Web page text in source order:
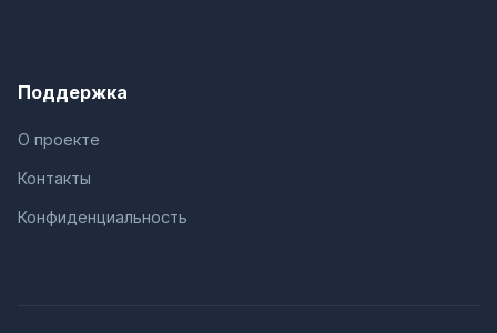
Поддержка
О проекте
Контакты
Конфиденциальность